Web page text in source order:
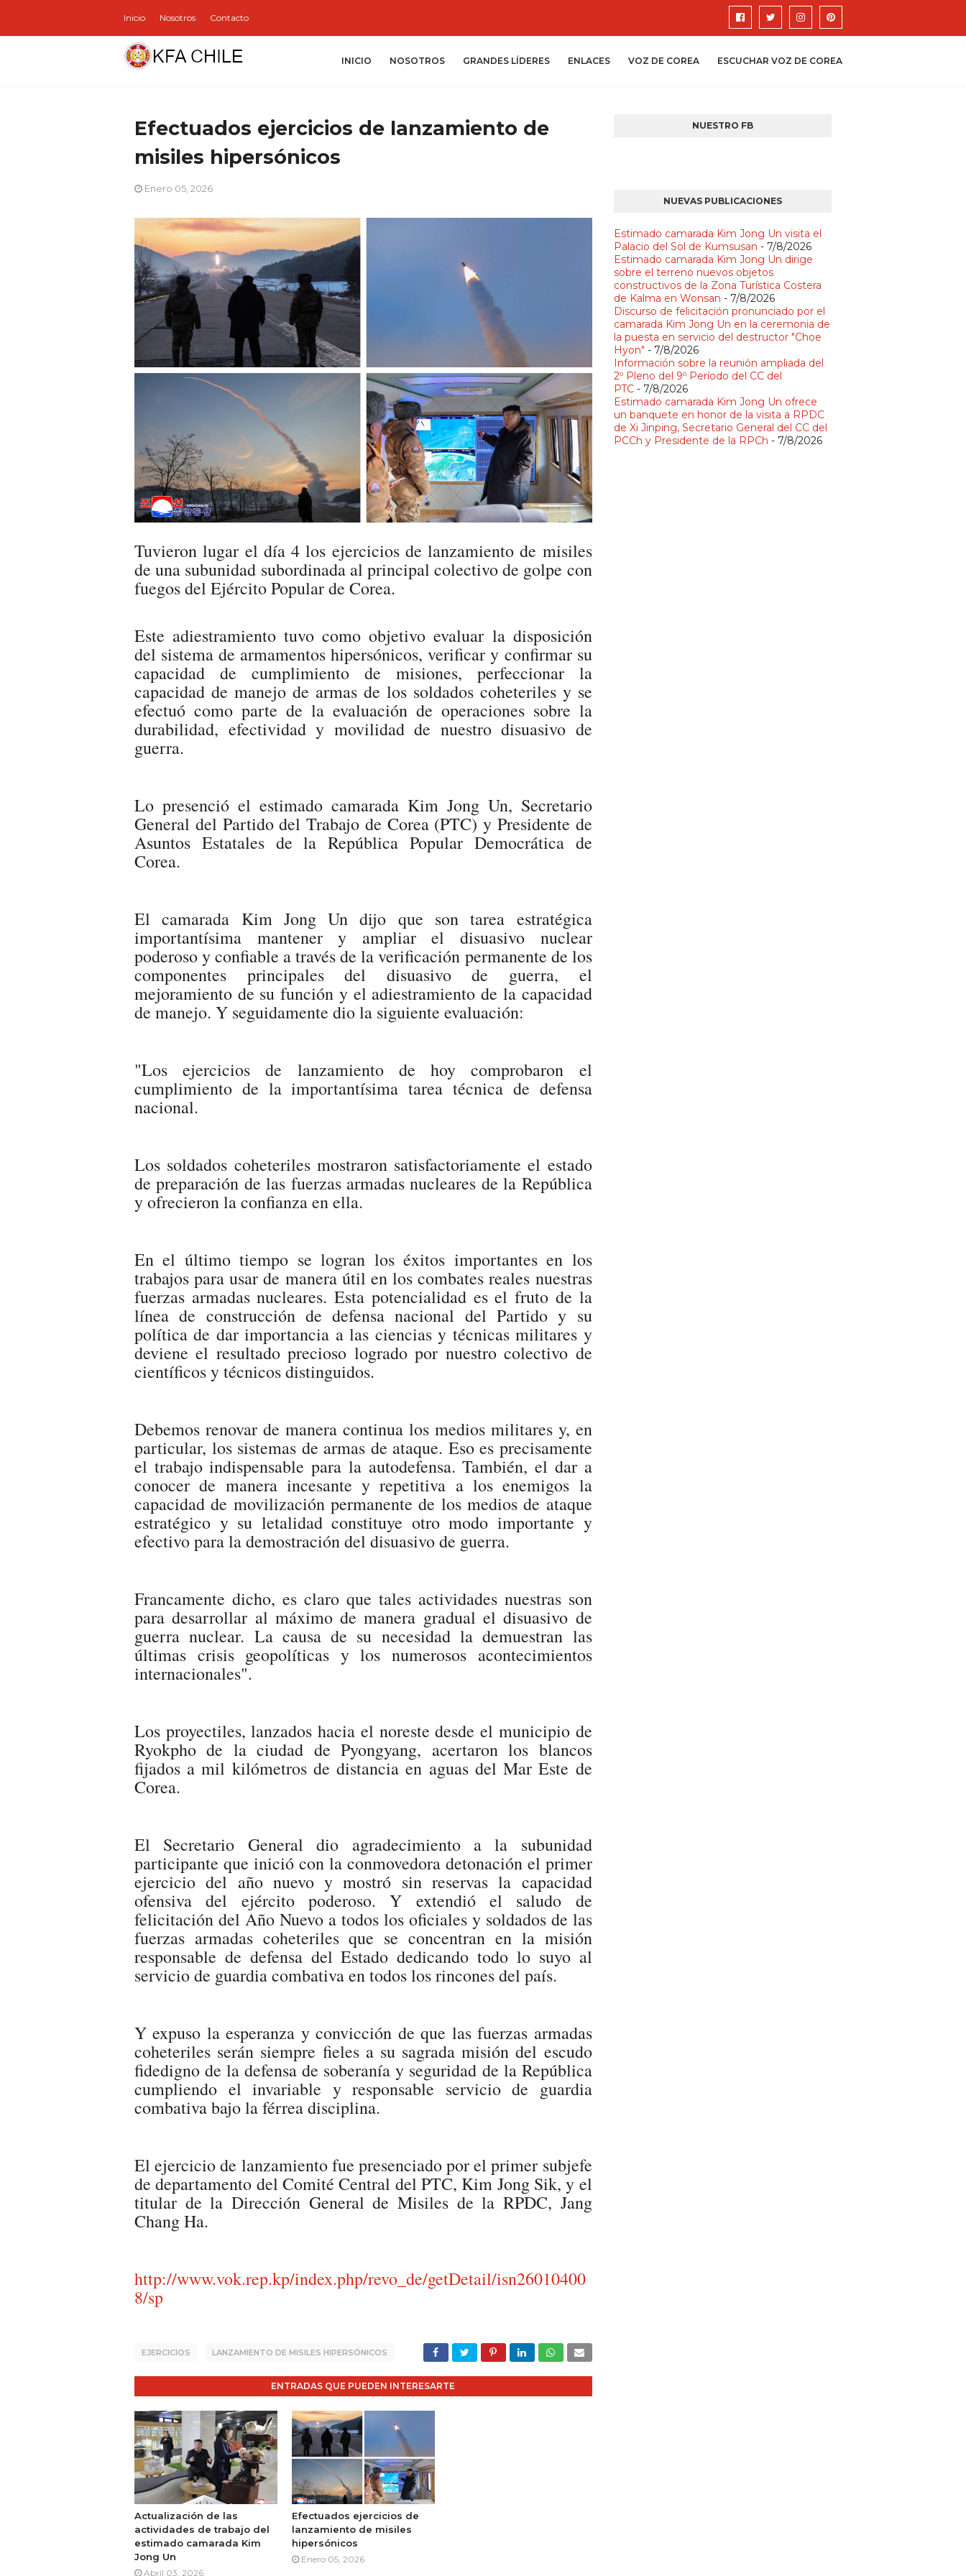
Inicio Nosotros Contacto
INICIO NOSOTROS GRANDES LÍDERES ENLACES VOZ DE COREA ESCUCHAR VOZ DE COREA
Efectuados ejercicios de lanzamiento de
misiles hipersónicos
Enero 05, 2026
Tuvieron lugar el día 4 los ejercicios de lanzamiento de misiles
de una subunidad subordinada al principal colectivo de golpe con
fuegos del Ejército Popular de Corea.
Este adiestramiento tuvo como objetivo evaluar la disposición
del sistema de armamentos hipersónicos, verificar y confirmar su
capacidad de cumplimiento de misiones, perfeccionar la
capacidad de manejo de armas de los soldados coheteriles y se
efectuó como parte de la evaluación de operaciones sobre la
durabilidad, efectividad y movilidad de nuestro disuasivo de
guerra.
Lo presenció el estimado camarada Kim Jong Un, Secretario
General del Partido del Trabajo de Corea (PTC) y Presidente de
Asuntos Estatales de la República Popular Democrática de
Corea.
El camarada Kim Jong Un dijo que son tarea estratégica
importantísima mantener y ampliar el disuasivo nuclear
poderoso y confiable a través de la verificación permanente de los
componentes principales del disuasivo de guerra, el
mejoramiento de su función y el adiestramiento de la capacidad
de manejo. Y seguidamente dio la siguiente evaluación:
"Los ejercicios de lanzamiento de hoy comprobaron el
cumplimiento de la importantísima tarea técnica de defensa
nacional.
Los soldados coheteriles mostraron satisfactoriamente el estado
de preparación de las fuerzas armadas nucleares de la República
y ofrecieron la confianza en ella.
En el último tiempo se logran los éxitos importantes en los
trabajos para usar de manera útil en los combates reales nuestras
fuerzas armadas nucleares. Esta potencialidad es el fruto de la
línea de construcción de defensa nacional del Partido y su
política de dar importancia a las ciencias y técnicas militares y
deviene el resultado precioso logrado por nuestro colectivo de
científicos y técnicos distinguidos.
Debemos renovar de manera continua los medios militares y, en
particular, los sistemas de armas de ataque. Eso es precisamente
el trabajo indispensable para la autodefensa. También, el dar a
conocer de manera incesante y repetitiva a los enemigos la
capacidad de movilización permanente de los medios de ataque
estratégico y su letalidad constituye otro modo importante y
efectivo para la demostración del disuasivo de guerra.
Francamente dicho, es claro que tales actividades nuestras son
para desarrollar al máximo de manera gradual el disuasivo de
guerra nuclear. La causa de su necesidad la demuestran las
últimas crisis geopolíticas y los numerosos acontecimientos
internacionales".
Los proyectiles, lanzados hacia el noreste desde el municipio de
Ryokpho de la ciudad de Pyongyang, acertaron los blancos
fijados a mil kilómetros de distancia en aguas del Mar Este de
Corea.
El Secretario General dio agradecimiento a la subunidad
participante que inició con la conmovedora detonación el primer
ejercicio del año nuevo y mostró sin reservas la capacidad
ofensiva del ejército poderoso. Y extendió el saludo de
felicitación del Año Nuevo a todos los oficiales y soldados de las
fuerzas armadas coheteriles que se concentran en la misión
responsable de defensa del Estado dedicando todo lo suyo al
servicio de guardia combativa en todos los rincones del país.
Y expuso la esperanza y convicción de que las fuerzas armadas
coheteriles serán siempre fieles a su sagrada misión del escudo
fidedigno de la defensa de soberanía y seguridad de la República
cumpliendo el invariable y responsable servicio de guardia
combativa bajo la férrea disciplina.
El ejercicio de lanzamiento fue presenciado por el primer subjefe
de departamento del Comité Central del PTC, Kim Jong Sik, y el
titular de la Dirección General de Misiles de la RPDC, Jang
Chang Ha.
http://www.vok.rep.kp/index.php/revo_de/getDetail/isn26010400
8/sp
EJERCICIOS LANZAMIENTO DE MISILES HIPERSÓNICOS
ENTRADAS QUE PUEDEN INTERESARTE
Actualización de las
actividades de trabajo del
estimado camarada Kim
Jong Un
Abril 03, 2026
Efectuados ejercicios de
lanzamiento de misiles
hipersónicos
Enero 05, 2026
NUESTRO FB
NUEVAS PUBLICACIONES
Estimado camarada Kim Jong Un visita el
Palacio del Sol de Kumsusan - 7/8/2026
Estimado camarada Kim Jong Un dirige
sobre el terreno nuevos objetos
constructivos de la Zona Turística Costera
de Kalma en Wonsan - 7/8/2026
Discurso de felicitación pronunciado por el
camarada Kim Jong Un en la ceremonia de
la puesta en servicio del destructor "Choe
Hyon" - 7/8/2026
Información sobre la reunión ampliada del
2º Pleno del 9º Período del CC del
PTC- 7/8/2026
Estimado camarada Kim Jong Un ofrece
un banquete en honor de la visita a RPDC
de Xi Jinping, Secretario General del CC del
PCCh y Presidente de la RPCh - 7/8/2026